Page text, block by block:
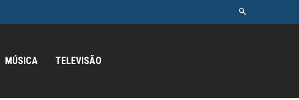
MÚSICA TELEVISÃO